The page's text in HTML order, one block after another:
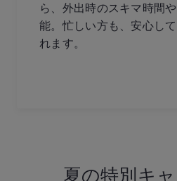
ら、外出時のスキマ時間
能。忙しい方も、安心し
れます。
夏の特別キ